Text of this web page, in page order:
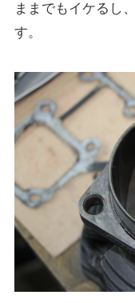
ままでもイケるし
す。